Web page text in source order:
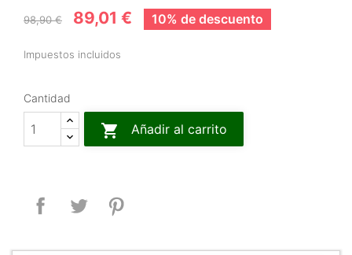
98,90 € 89,01 € 10% de descuento
Impuestos incluidos
Cantidad
 Añadir al carrito
CompartirTuitear